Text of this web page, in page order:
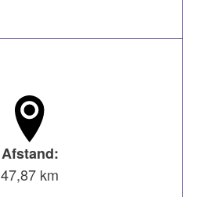
Afstand:
47,87 km